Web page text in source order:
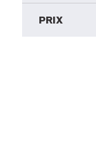
PRIX